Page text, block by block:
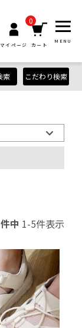
マイページ
0
カート
MENU
索 こだわり検索
件中 1-5件表示